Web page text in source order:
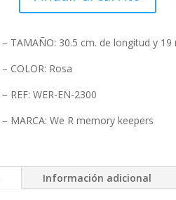
o
19mm.
de
– TAMAÑO: 30.5 cm. de longitud y 19
– COLOR: Rosa
– REF: WER-EN-2300
– MARCA: We R memory keepers
Información adicional